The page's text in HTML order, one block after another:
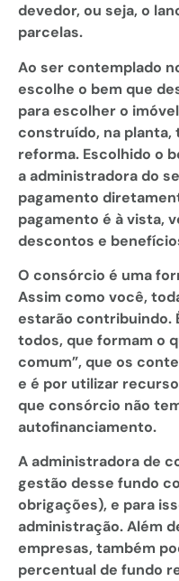
devedor, ou seja, o
parcelas.
Ao ser contemplado
escolhe o bem que
para escolher o
construído, na
reforma. Escolhido o
a administradora do
pagamento
pagamento é à vista,
descontos e
O consórcio é uma
Assim como você,
estarão contribuindo.
todos, que formam o
comum”, que os
e é por utilizar
que consórcio não
autofinanciamento.
A administradora de
gestão desse fundo
obrigações), e para
administração. Além
empresas, também
percentual de fundo